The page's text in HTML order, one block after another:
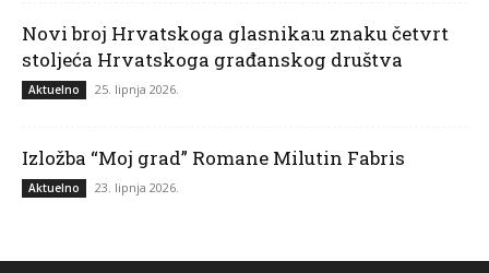
Novi broj Hrvatskoga glasnika:u znaku četvrt
stoljeća Hrvatskoga građanskog društva
Aktuelno 25. lipnja 2026.
Izložba “Moj grad” Romane Milutin Fabris
Aktuelno 23. lipnja 2026.